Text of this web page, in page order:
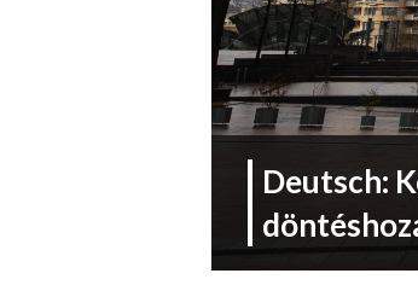
Deutsch: